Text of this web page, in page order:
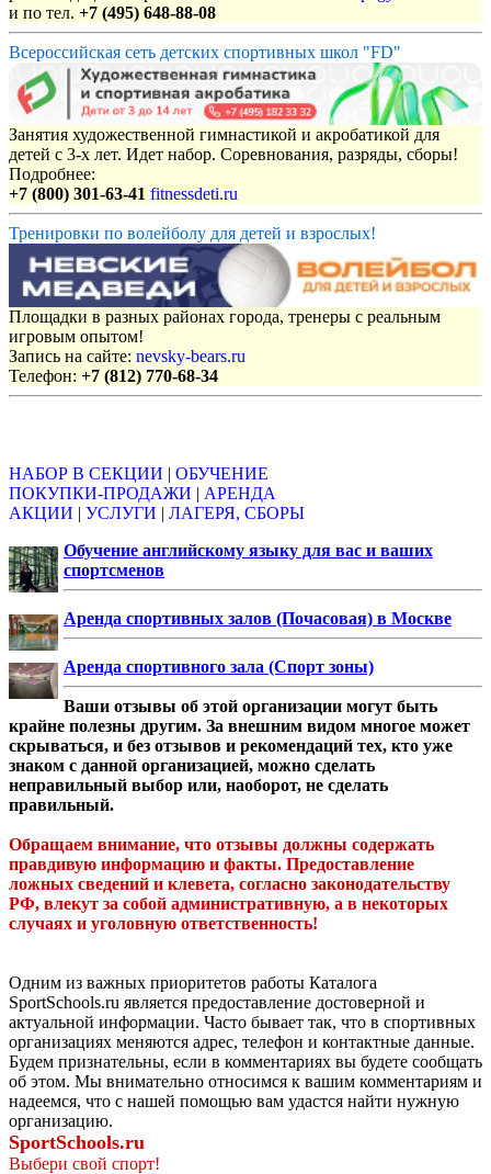
и по тел. +7 (495) 648-88-08
Всероссийская сеть детских спортивных школ "FD"
Занятия художественной гимнастикой и акробатикой для
детей с 3-х лет. Идет набор. Соревнования, разряды, сборы!
Подробнее:
+7 (800) 301-63-41 fitnessdeti.ru
Тренировки по волейболу для детей и взрослых!
Площадки в разных районах города, тренеры с реальным
игровым опытом!
Запись на сайте: nevsky-bears.ru
Телефон: +7 (812) 770-68-34
НАБОР В СЕКЦИИ | ОБУЧЕНИЕ
ПОКУПКИ-ПРОДАЖИ | АРЕНДА
АКЦИИ | УСЛУГИ | ЛАГЕРЯ, СБОРЫ
Обучение английскому языку для вас и ваших
спортсменов
Аренда спортивных залов (Почасовая) в Москве
Аренда спортивного зала (Спорт зоны)
Ваши отзывы об этой организации могут быть
крайне полезны другим. За внешним видом многое может
скрываться, и без отзывов и рекомендаций тех, кто уже
знаком с данной организацией, можно сделать
неправильный выбор или, наоборот, не сделать
правильный.
Обращаем внимание, что отзывы должны содержать
правдивую информацию и факты. Предоставление
ложных сведений и клевета, согласно законодательству
РФ, влекут за собой административную, а в некоторых
случаях и уголовную ответственность!
Одним из важных приоритетов работы Каталога
SportSchools.ru является предоставление достоверной и
актуальной информации. Часто бывает так, что в спортивных
организациях меняются адрес, телефон и контактные данные.
Будем признательны, если в комментариях вы будете сообщать
об этом. Мы внимательно относимся к вашим комментариям и
надеемся, что с нашей помощью вам удастся найти нужную
организацию.
SportSchools.ru
Выбери свой спорт!